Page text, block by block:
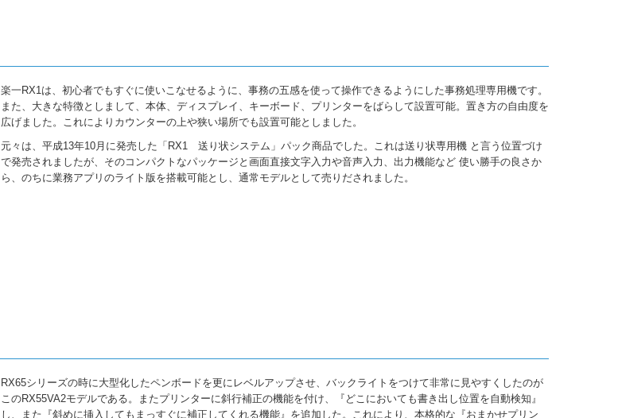
楽一RX1は、初心者でもすぐに使いこなせるように、事務の五感を使って操作できるようにした事務処理専用機です。
また、大きな特徴としまして、本体、ディスプレイ、キーボード、プリンターをばらして設置可能。置き方の自由度を
広げました。これによりカウンターの上や狭い場所でも設置可能としました。
元々は、平成13年10月に発売した「RX1 送り状システム」パック商品でした。これは送り状専用機 と言う位置づけ
で発売されましたが、そのコンパクトなパッケージと画面直接文字入力や音声入力、出力機能など 使い勝手の良さか
ら、のちに業務アプリのライト版を搭載可能とし、通常モデルとして売りだされました。
RX65シリーズの時に大型化したペンボードを更にレベルアップさせ、バックライトをつけて非常に見やすくしたのが
このRX55VA2モデルである。またプリンターに斜行補正の機能を付け、『どこにおいても書き出し位置を自動検知』
し、また『斜めに挿入してもまっすぐに補正してくれる機能』を追加した。これにより、本格的な『おまかせプリン